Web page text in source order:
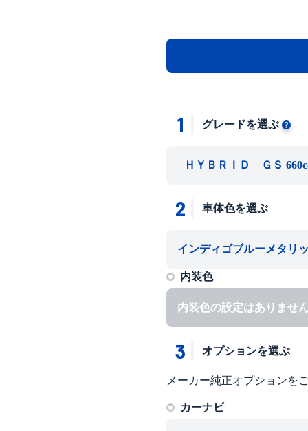
1 グレードを選ぶ
ＨＹＢＲＩＤ ＧＳ
2 車体色を選ぶ
インディゴブルーメタリ
内装色
内装色の設定はありませ
3 オプションを選ぶ
メーカー純正オプションを
カーナビ